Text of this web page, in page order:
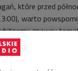
które przed
warto
znawcy
Miłośnicy fenomenu
pasma